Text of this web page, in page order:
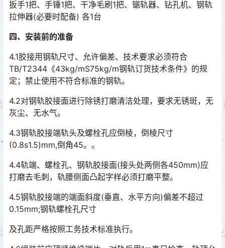
扳手1把、手锤1把、干净毛刷1把、锯轨器、钻孔机、钢轨
拉伸器(必要时配备) 各1台󠅅󠅃󠄵󠅂󠄪󠇖󠆨󠆨󠇕󠆞󠆒󠅬󠇘󠆭󠆘󠇙󠆝󠅵󠇗󠆭󠆁󠄐󠇗󠅹󠅸󠇖󠆍󠅳󠇖󠅹󠅰󠇖󠆌󠅹
四、 安装前的准备
4.1胶接用钢轨尺寸、允许偏差、技术要求必须符合
TB/T2344《43kg/mS75kg/m钢轨订货技术条件》的规
定；禁止使用不符合标准的钢轨。
4.2对钢轨胶接面进行除锈打磨清洁处理，要求无锈斑，无
灰尘、无水气。
4.3钢轨胶接端轨头及螺栓孔应倒棱，倒棱尺寸
(0.8s1.5)mm,倒角45。。
4.4轨端、螺栓孔、钢轨胶接面(接头处两侧各450mm)应
打磨去毛刺，轨腰侧面凸起字样必须打磨平整。
4.5钢轨胶接端的端面斜度(垂直、水平方向)偏差不超过
0.15mm;钢轨螺栓孔尺寸
及孔距严格按照工务技术标准执行。